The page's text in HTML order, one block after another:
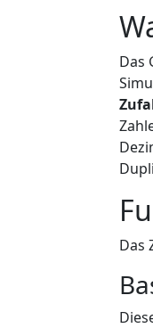
Das
Das